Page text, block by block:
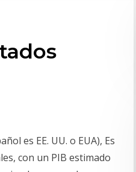
es EE. UU. o EUA),​ Es
con un PIB estimado